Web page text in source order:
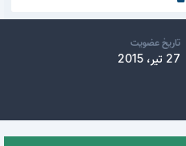
تاریخ عضویت
27 تیر، 2015